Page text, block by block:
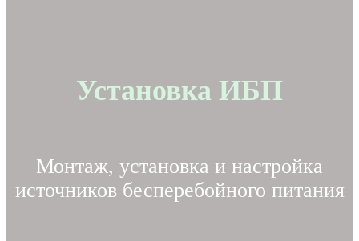
Установка ИБП
Монтаж, установка и настройка
источников бесперебойного питания